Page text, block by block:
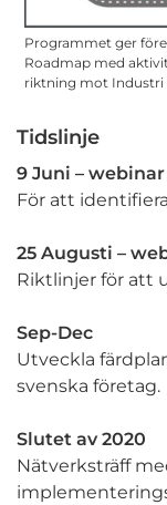
Programmet ger
Roadmap med
riktning mot Industri
Tidslinje
9 Juni – webinar
För att
25 Augusti –
Riktlinjer för att
Sep-Dec
Utveckla
svenska företag.
Slutet av 2020
Nätverksträff